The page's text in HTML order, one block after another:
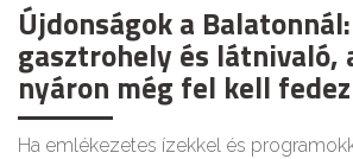
Újdonságok a
gasztrohely és látnivaló,
nyáron még fel kell
Ha emlékezetes ízekkel és